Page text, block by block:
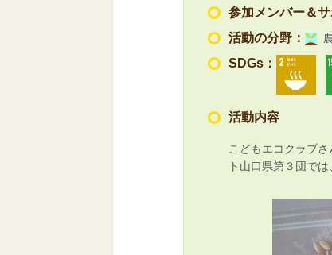
参加メンバー＆サ
活動の分野：
SDGs：
活動内容
こどもエコクラブ
ト山口県第３団で